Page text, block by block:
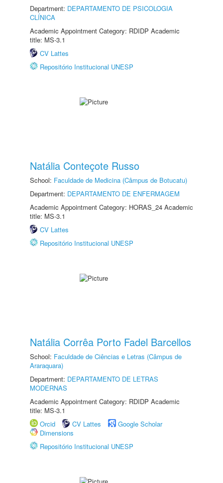
Department: DEPARTAMENTO DE PSICOLOGIA
CLÍNICA
Academic Appointment Category: RDIDP Academic
title: MS-3.1
CV Lattes
Repositório Institucional UNESP
Natália Conteçote Russo
School: Faculdade de Medicina (Câmpus de Botucatu)
Department: DEPARTAMENTO DE ENFERMAGEM
Academic Appointment Category: HORAS_24 Academic
title: MS-3.1
CV Lattes
Repositório Institucional UNESP
Natália Corrêa Porto Fadel Barcellos
School: Faculdade de Ciências e Letras (Câmpus de
Araraquara)
Department: DEPARTAMENTO DE LETRAS
MODERNAS
Academic Appointment Category: RDIDP Academic
title: MS-3.1
Orcid
CV Lattes
Google Scholar
Dimensions
Repositório Institucional UNESP